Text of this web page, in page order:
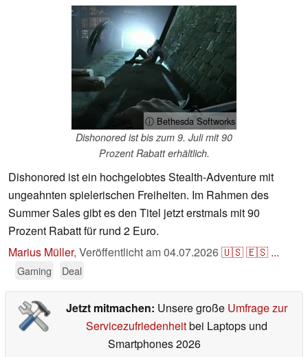
ⓘ Bethesda Softworks
Dishonored ist bis zum 9. Juli mit 90
Prozent Rabatt erhältlich.
Dishonored ist ein hochgelobtes Stealth-Adventure mit
ungeahnten spielerischen Freiheiten. Im Rahmen des
Summer Sales gibt es den Titel jetzt erstmals mit 90
Prozent Rabatt für rund 2 Euro.
Marius Müller, Veröffentlicht am04.07.2026🇺🇸🇪🇸 ...
Gaming Deal
Jetzt mitmachen: Unsere große Umfrage zur
Servicezufriedenheitbei Laptops und
Smartphones 2026